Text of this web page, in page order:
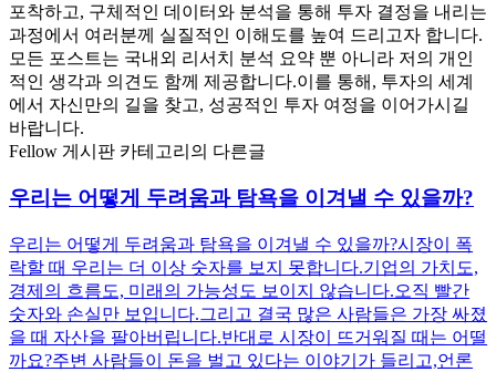
포착하고, 구체적인 데이터와 분석을 통해 투자 결정을 내리는
과정에서 여러분께 실질적인 이해도를 높여 드리고자 합니다. ​
모든 포스트는 국내외 리서치 분석 요약 뿐 아니라 저의 개인
적인 생각과 의견도 함께 제공합니다. ​이를 통해, 투자의 세계
에서 자신만의 길을 찾고, 성공적인 투자 여정을 이어가시길
바랍니다.
Fellow 게시판 카테고리의 다른글
우리는 어떻게 두려움과 탐욕을 이겨낼 수 있을까?
우리는 어떻게 두려움과 탐욕을 이겨낼 수 있을까? ​ ​ 시장이 폭
락할 때 우리는 더 이상 숫자를 보지 못합니다. ​ 기업의 가치도,
경제의 흐름도, 미래의 가능성도 보이지 않습니다. ​ 오직 빨간
숫자와 손실만 보입니다. ​ 그리고 결국 많은 사람들은 가장 싸졌
을 때 자산을 팔아버립니다. ​ 반대로 시장이 뜨거워질 때는 어떨
까요? ​ 주변 사람들이 돈을 벌고 있다는 이야기가 들리고, ​ 언론